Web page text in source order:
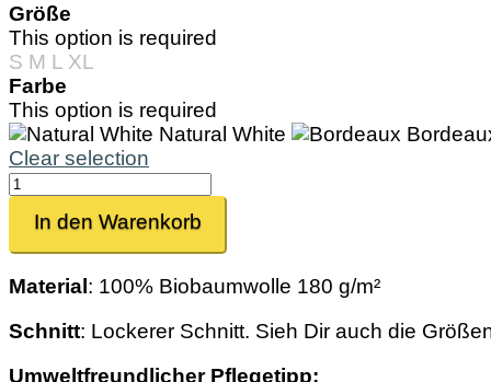
Größe
This option is required
S M L XL
Farbe
This option is required
Natural White
Clear selection
Bassd.
Menge
In den Warenkorb
Material: 100% Biobaumwolle 180 g/m²
Schnitt: Lockerer Schnitt. Sieh Dir auch die
Umweltfreundlicher Pflegetipp: